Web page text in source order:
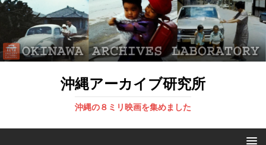
沖縄アーカイブ研究所
沖縄の８ミリ映画を集めました